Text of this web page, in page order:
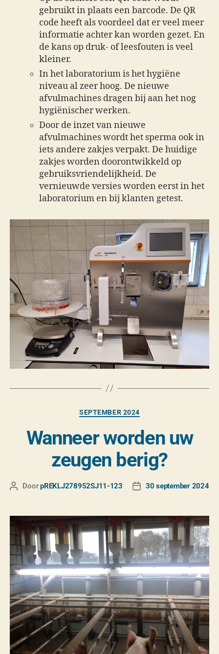
gebruikt in plaats een barcode. De QR
code heeft als voordeel dat er veel meer
informatie achter kan worden gezet. En
de kans op druk- of leesfouten is veel
kleiner.
In het laboratorium is het hygiëne
niveau al zeer hoog. De nieuwe
afvulmachines dragen bij aan het nog
hygiënischer werken.
Door de inzet van nieuwe
afvulmachines wordt het sperma ook in
iets andere zakjes verpakt. De huidige
zakjes worden doorontwikkeld op
gebruiksvriendelijkheid. De
vernieuwde versies worden eerst in het
laboratorium en bij klanten getest.
SEPTEMBER 2024
Wanneer worden uw
zeugen berig?
DoorpREKLJ278952SJ11-123 30 september 2024